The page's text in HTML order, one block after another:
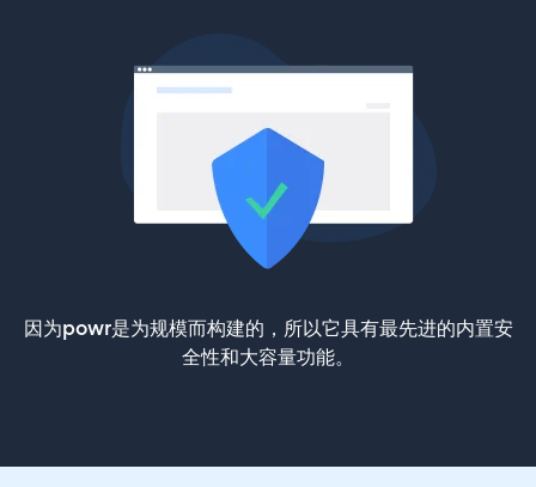
因为powr是为规模而构建的，所以它具有最先进的内置安
全性和大容量功能。